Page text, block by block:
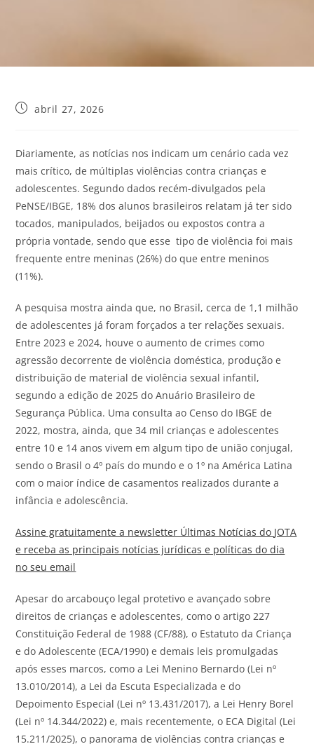
abril 27, 2026
Diariamente, as notícias nos indicam um cenário cada vez
mais crítico, de múltiplas violências contra crianças e
adolescentes. Segundo dados recém-divulgados pela
PeNSE/IBGE, 18% dos alunos brasileiros relatam já ter sido
tocados, manipulados, beijados ou expostos contra a
própria vontade, sendo que esse tipo de violência foi mais
frequente entre meninas (26%) do que entre meninos
(11%).
A pesquisa mostra ainda que, no Brasil, cerca de 1,1 milhão
de adolescentes já foram forçados a ter relações sexuais.
Entre 2023 e 2024, houve o aumento de crimes como
agressão decorrente de violência doméstica, produção e
distribuição de material de violência sexual infantil,
segundo a edição de 2025 do Anuário Brasileiro de
Segurança Pública. Uma consulta ao Censo do IBGE de
2022, mostra, ainda, que 34 mil crianças e adolescentes
entre 10 e 14 anos vivem em algum tipo de união conjugal,
sendo o Brasil o 4º país do mundo e o 1º na América Latina
com o maior índice de casamentos realizados durante a
infância e adolescência.
Assine gratuitamente a newsletter Últimas Notícias do JOTA
e receba as principais notícias jurídicas e políticas do dia
no seu email
Apesar do arcabouço legal protetivo e avançado sobre
direitos de crianças e adolescentes, como o artigo 227
Constituição Federal de 1988 (CF/88), o Estatuto da Criança
e do Adolescente (ECA/1990) e demais leis promulgadas
após esses marcos, como a Lei Menino Bernardo (Lei nº
13.010/2014), a Lei da Escuta Especializada e do
Depoimento Especial (Lei nº 13.431/2017), a Lei Henry Borel
(Lei nº 14.344/2022) e, mais recentemente, o ECA Digital (Lei
15.211/2025), o panorama de violências contra crianças e